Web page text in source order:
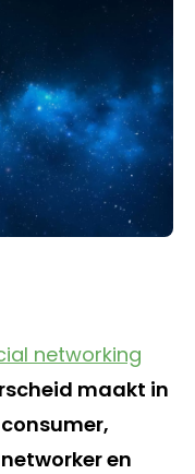
networking
maakt in
en